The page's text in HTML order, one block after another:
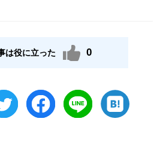
は役に立った 0